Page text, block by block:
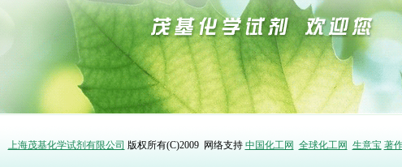
上海茂基化学试剂有限公司 版权所有(C)2009 网络支持 中国化工网 全球化工网 生意宝 著